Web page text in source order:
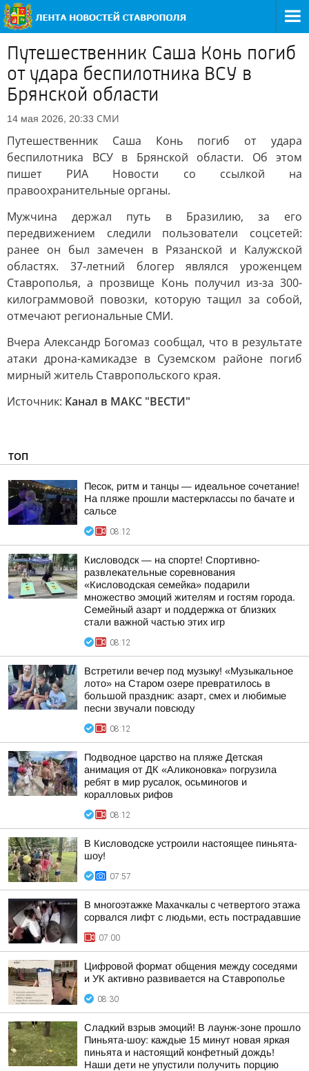
Путешественник Саша Конь погиб
от удара беспилотника ВСУ в
Брянской области
14 мая 2026, 20:33 СМИ
Путешественник Саша Конь погиб от удара
беспилотника ВСУ в Брянской области. Об этом
пишет РИА Новости со ссылкой на
правоохранительные органы.
Мужчина держал путь в Бразилию, за его
передвижением следили пользователи соцсетей:
ранее он был замечен в Рязанской и Калужской
областях. 37-летний блогер являлся уроженцем
Ставрополья, а прозвище Конь получил из-за 300-
килограммовой повозки, которую тащил за собой,
отмечают региональные СМИ.
Вчера Александр Богомаз сообщал, что в результате
атаки дрона-камикадзе в Суземском районе погиб
мирный житель Ставропольского края.
Источник: Канал в МАКС "ВЕСТИ"
ТОП
Песок, ритм и танцы — идеальное сочетание!
На пляже прошли мастерклассы по бачате и
сальсе
08:12
Кисловодск — на спорте! Спортивно-
развлекательные соревнования
«Кисловодская семейка» подарили
множество эмоций жителям и гостям города.
Семейный азарт и поддержка от близких
стали важной частью этих игр
08:12
Встретили вечер под музыку! «Музыкальное
лото» на Старом озере превратилось в
большой праздник: азарт, смех и любимые
песни звучали повсюду
08:12
Подводное царство на пляже Детская
анимация от ДК «Аликоновка» погрузила
ребят в мир русалок, осьминогов и
коралловых рифов
08:12
В Кисловодске устроили настоящее пиньята-
шоу!
07:57
В многоэтажке Махачкалы с четвертого этажа
сорвался лифт с людьми, есть пострадавшие
07:00
Цифровой формат общения между соседями
и УК активно развивается на Ставрополье
08:30
Сладкий взрыв эмоций! В лаунж-зоне прошло
Пиньята-шоу: каждые 15 минут новая яркая
пиньята и настоящий конфетный дождь!
Наши дети не упустили получить порцию